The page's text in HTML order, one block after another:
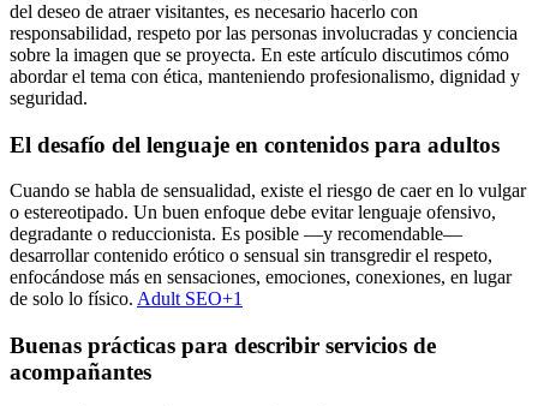
del deseo de atraer visitantes, es necesario hacerlo con
responsabilidad, respeto por las personas involucradas y conciencia
sobre la imagen que se proyecta. En este artículo discutimos cómo
abordar el tema con ética, manteniendo profesionalismo, dignidad y
seguridad.
El desafío del lenguaje en contenidos para adultos
Cuando se habla de sensualidad, existe el riesgo de caer en lo vulgar
o estereotipado. Un buen enfoque debe evitar lenguaje ofensivo,
degradante o reduccionista. Es posible —y recomendable—
desarrollar contenido erótico o sensual sin transgredir el respeto,
enfocándose más en sensaciones, emociones, conexiones, en lugar
de solo lo físico. Adult SEO+1
Buenas prácticas para describir servicios de
acompañantes